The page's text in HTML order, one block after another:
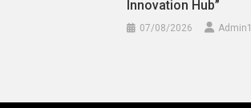
Innovation Hub”
07/08/2026 Admin​1